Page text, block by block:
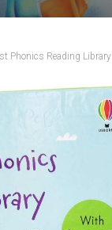
Phonics Reading Library